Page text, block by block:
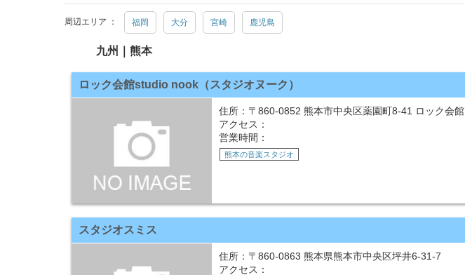
周辺エリア ： 福岡 大分 宮崎 鹿児島
九州｜熊本
ロック会館studio nook（スタジオヌーク）
住所：〒860-0852 熊本市中央区薬園町8-41 ロック会館
アクセス：
営業時間：
熊本の音楽スタジオ
スタジオスミス
住所：〒860-0863 熊本県熊本市中央区坪井6-31-7
アクセス：